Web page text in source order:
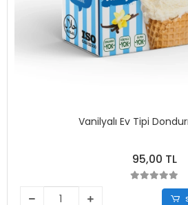
Vanilyalı Ev Tipi
95,00 TL